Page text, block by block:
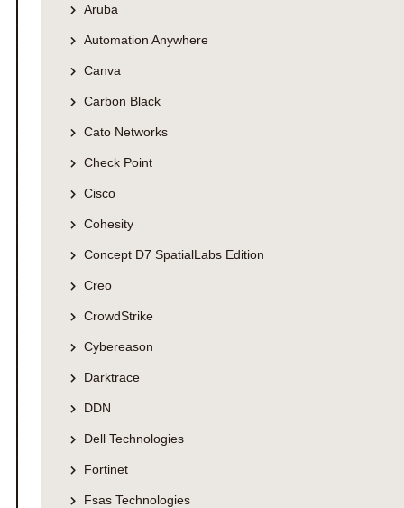
Aruba
Automation Anywhere
Canva
Carbon Black
Cato Networks
Check Point
Cisco
Cohesity
Concept D7 SpatialLabs Edition
Creo
CrowdStrike
Cybereason
Darktrace
DDN
Dell Technologies
Fortinet
Fsas Technologies